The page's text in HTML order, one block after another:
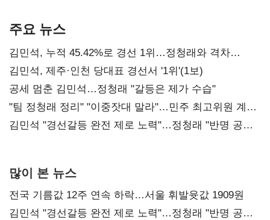
주요 뉴스
김민석, 누적 45.42%로 경선 1위…정청래와 격차
0.86%p(2보)
김민석, 제주·인천 당대표 경선서 '1위'(1보)
공세 멈춘 김민석…정청래 "갈등은 제가 수습"
"팀 정청래 정리" "이중잣대 말라"…민주 최고위원 계파
다툼 격화
김민석 "경선갈등 완전 제로 노력"…정청래 "반명 공세
많이 본 뉴스
전국 기름값 12주 연속 하락…서울 휘발윳값 1909원
김민석 "경선갈등 완전 제로 노력"…정청래 "반명 공세